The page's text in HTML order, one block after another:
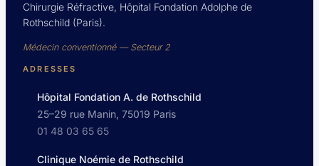
Chirurgie Réfractive, Hôpital Fondation Adolphe de
Rothschild (Paris).
Médecin conventionné — Secteur 2
ADRESSES
Hôpital Fondation A. de Rothschild
25–29 rue Manin, 75019 Paris
01 48 03 65 65
Clinique Noémie de Rothschild